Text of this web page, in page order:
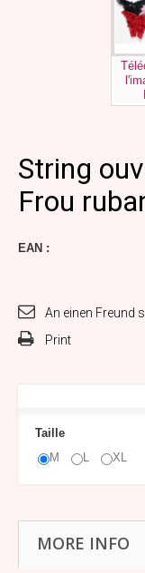
String
Frou
EAN :
An einen Freund
Print
Taille
M
L XL
MORE INFO